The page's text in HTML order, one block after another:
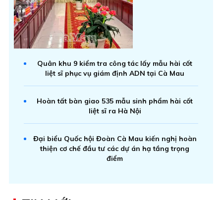
Quân khu 9 kiểm tra công tác lấy mẫu hài cốt
liệt sĩ phục vụ giám định ADN tại Cà Mau
Hoàn tất bàn giao 535 mẫu sinh phẩm hài cốt
liệt sĩ ra Hà Nội
Đại biểu Quốc hội Đoàn Cà Mau kiến nghị hoàn
thiện cơ chế đầu tư các dự án hạ tầng trọng
điểm